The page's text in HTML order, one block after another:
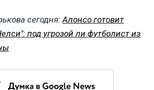
сегодня: Алонсо готовит
под угрозой ли футболист из